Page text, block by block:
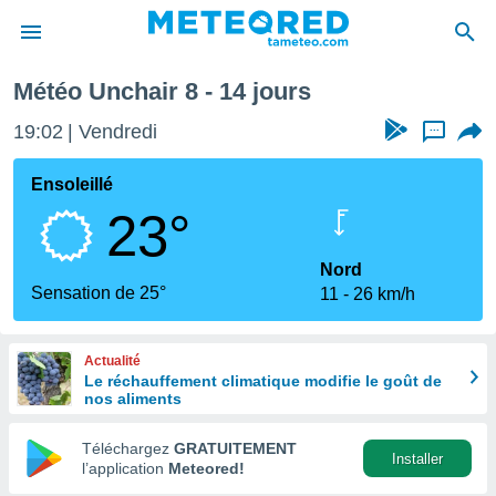
de
en
Météo Unchair 8 - 14 jours
19:02 Vendredi ...
Ensoleillé
23°
Sensation de 25°
Nord
11
26 km/h
Actualité
Le réchauffement climatique modifie le goût de
nos aliments
Téléchargez GRATUITEMENT
l’application Meteored!
Installer